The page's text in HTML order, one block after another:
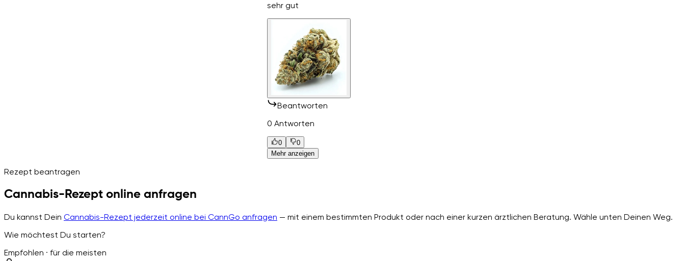
sehr gut
Beantworten
0 Antworten
0
0
Mehr anzeigen
Rezept beantragen
Cannabis-Rezept online anfragen
Du kannst Dein Cannabis-Rezept jederzeit online bei CannGo anfragen — mit einem bestimmten Produkt oder nach einer kurzen ärztlichen Beratung. Wähle unten Deinen Weg.
Wie möchtest Du starten?
Empfohlen · für die meisten